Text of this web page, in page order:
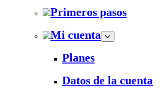
Primeros pasos
Mi cuenta
Planes
Datos de la cuenta